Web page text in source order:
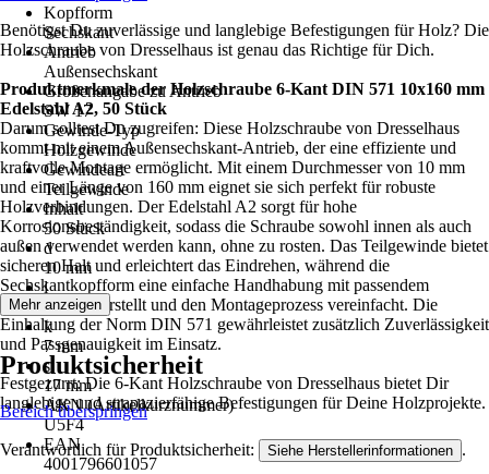
Kopfform
Sechskant
Antrieb
Außensechskant
Größenangabe zu Antrieb
SW 17
Gewinde-Typ
Holzgewinde
Gewindeart
Teilgewinde
Inhalt
50 Stück
d
10 mm
l
160 mm
k
7 mm
s
17 mm
AKN (Artikelkurznummer)
U5F4
EAN
4001796601057
Benötigst Du zuverlässige und langlebige Befestigungen für Holz? Die
Holzschraube von Dresselhaus ist genau das Richtige für Dich.
Produktmerkmale der Holzschraube 6-Kant DIN 571 10x160 mm
Edelstahl A2, 50 Stück
Darum solltest Du zugreifen: Diese Holzschraube von Dresselhaus
kommt mit einem Außensechskant-Antrieb, der eine effiziente und
kraftvolle Montage ermöglicht. Mit einem Durchmesser von 10 mm
und einer Länge von 160 mm eignet sie sich perfekt für robuste
Holzverbindungen. Der Edelstahl A2 sorgt für hohe
Korrosionsbeständigkeit, sodass die Schraube sowohl innen als auch
außen verwendet werden kann, ohne zu rosten. Das Teilgewinde bietet
sicheren Halt und erleichtert das Eindrehen, während die
Sechskantkopfform eine einfache Handhabung mit passendem
Werkzeug sicherstellt und den Montageprozess vereinfacht. Die
Einhaltung der Norm DIN 571 gewährleistet zusätzlich Zuverlässigkeit
und Passgenauigkeit im Einsatz.
Festgezurrt: Die 6-Kant Holzschraube von Dresselhaus bietet Dir
langlebige und strapazierfähige Befestigungen für Deine Holzprojekte.
Mehr anzeigen
Produktsicherheit
Bereich überspringen
Verantwortlich für Produktsicherheit: Siehe Herstellerinformationen .